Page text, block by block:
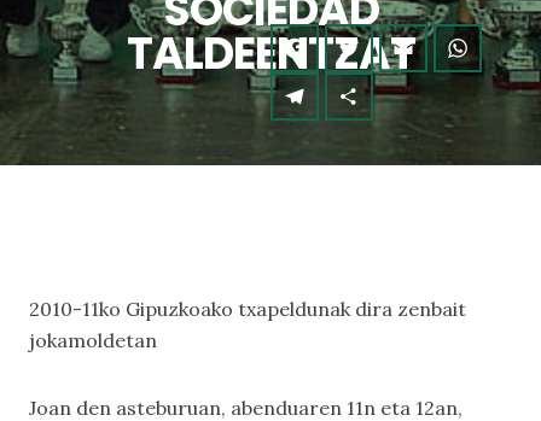
TALDEENTZAT
2010-11ko Gipuzkoako txapeldunak dira zenbait
jokamoldetan
Joan den asteburuan, abenduaren 11n eta 12an,